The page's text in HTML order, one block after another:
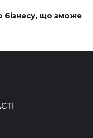
бізнесу, що зможе